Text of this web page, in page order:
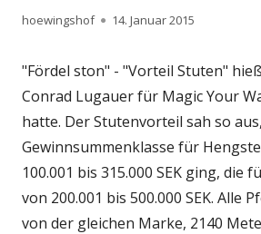
Autor
hoewingshof
Veröffentlicht
14. Januar 2015
"Fördel ston" - "Vorteil Stuten"
Conrad Lugauer für Magic Your
hatte. Der Stutenvorteil sah so
Gewinnsummenklasse für
100.001 bis 315.000 SEK ging, die
von 200.001 bis 500.000 SEK. Alle
von der gleichen Marke, 2140